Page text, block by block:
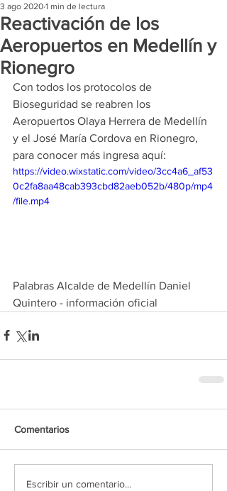
Reactivación de los
Aeropuertos en Medellín y
Rionegro
3 ago 2020 1 min de lectura
Con todos los protocolos de
Bioseguridad se reabren los
Aeropuertos Olaya Herrera de Medellín
y el José María Cordova en Rionegro,
para conocer más ingresa aquí:
https://video.wixstatic.com/video/3cc4a6_af53
0c2fa8aa48cab393cbd82aeb052b/480p/mp4
/file.mp4
Palabras Alcalde de Medellín Daniel
Quintero - información oficial
Comentarios
Escribir un comentario...